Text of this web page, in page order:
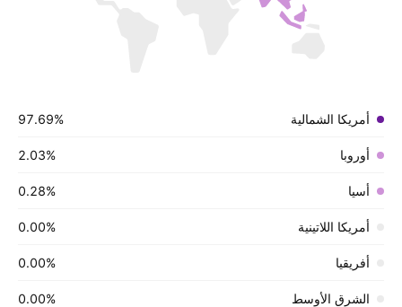
أمريكا الشمالية ‪97.69%‬
أوروبا ‪2.03%‬
أسيا ‪0.28%‬
أمريكا اللاتينية ‪0.00%‬
أفريقيا ‪0.00%‬
الشرق الأوسط ‪0.00%‬